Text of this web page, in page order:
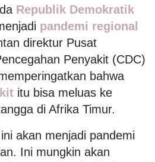
Republik Demokratik
pandemi regional
direktur Pusat
Penyakit (CDC)
bahwa
itu bisa meluas ke
di Afrika Timur.
akan menjadi pandemi
Ini mungkin akan